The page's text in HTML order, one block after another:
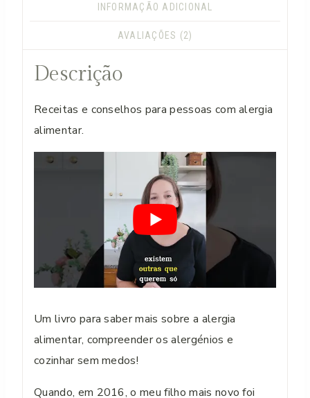
INFORMAÇÃO ADICIONAL
AVALIAÇÕES (2)
Descrição
Receitas e conselhos para pessoas com alergia
alimentar.
Um livro para saber mais sobre a alergia
alimentar, compreender os alergénios e
cozinhar sem medos!
Quando, em 2016, o meu filho mais novo foi